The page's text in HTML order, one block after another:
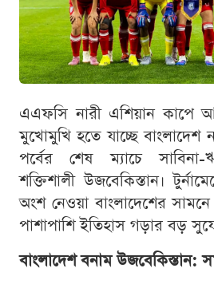
এএফসি নারী এশিয়ান কাপে
মুখোমুখি হতে যাচ্ছে
পর্বের শেষ ম্যাচে সাবিনা-
শক্তিশালী উজবেকিস্তান।
অংশ নেওয়া বাংলাদেশের
পাশাপাশি ইতিহাস গড়ার বড়
বাংলাদেশ বনাম উজবেকিস্তান: